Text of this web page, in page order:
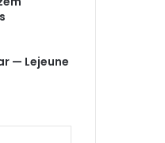
— Lejeune